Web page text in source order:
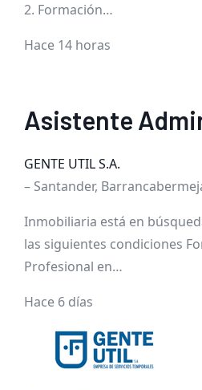
2. Formación…
Hace 14 horas
Asistente
GENTE UTIL S.A.
– Santander,
Inmobiliaria está en
las siguientes condiciones
Profesional en…
Hace 6 días